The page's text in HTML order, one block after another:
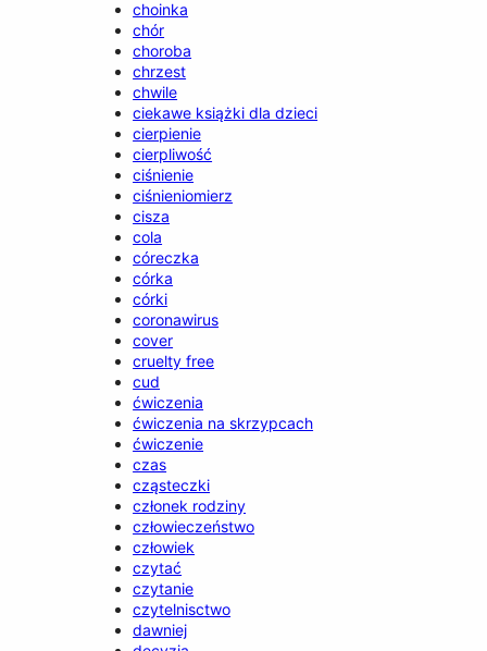
choinka
chór
choroba
chrzest
chwile
ciekawe książki dla dzieci
cierpienie
cierpliwość
ciśnienie
ciśnieniomierz
cisza
cola
córeczka
córka
córki
coronawirus
cover
cruelty free
cud
ćwiczenia
ćwiczenia na skrzypcach
ćwiczenie
czas
cząsteczki
członek rodziny
człowieczeństwo
człowiek
czytać
czytanie
czytelnisctwo
dawniej